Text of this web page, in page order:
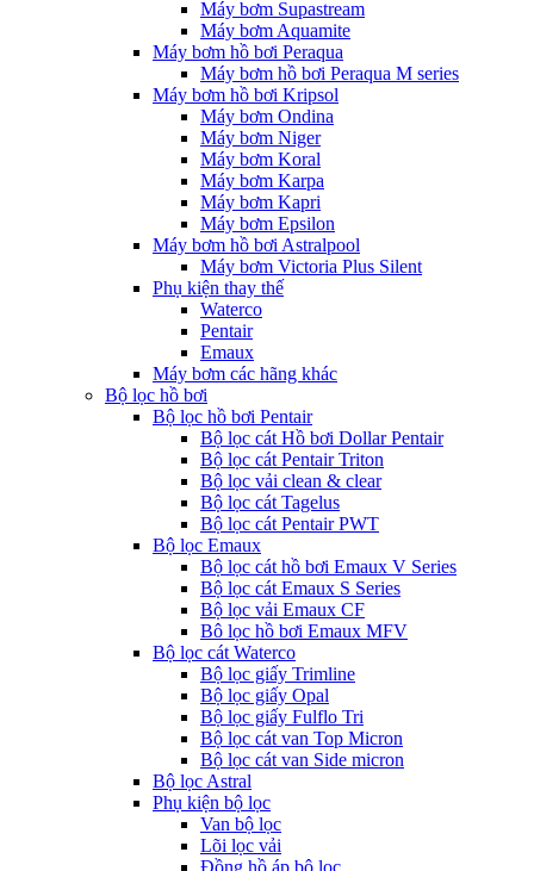
Máy bơm Supastream
Máy bơm Aquamite
Máy bơm hồ bơi Peraqua
Máy bơm hồ bơi Peraqua M series
Máy bơm hồ bơi Kripsol
Máy bơm Ondina
Máy bơm Niger
Máy bơm Koral
Máy bơm Karpa
Máy bơm Kapri
Máy bơm Epsilon
Máy bơm hồ bơi Astralpool
Máy bơm Victoria Plus Silent
Phụ kiện thay thế
Waterco
Pentair
Emaux
Máy bơm các hãng khác
Bộ lọc hồ bơi
Bộ lọc hồ bơi Pentair
Bộ lọc cát Hồ bơi Dollar Pentair
Bộ lọc cát Pentair Triton
Bộ lọc vải clean & clear
Bộ lọc cát Tagelus
Bộ lọc cát Pentair PWT
Bộ lọc Emaux
Bộ lọc cát hồ bơi Emaux V Series
Bộ lọc cát Emaux S Series
Bộ lọc vải Emaux CF
Bô lọc hồ bơi Emaux MFV
Bộ lọc cát Waterco
Bộ lọc giấy Trimline
Bộ lọc giấy Opal
Bộ lọc giấy Fulflo Tri
Bộ lọc cát van Top Micron
Bộ lọc cát van Side micron
Bộ lọc Astral
Phụ kiện bộ lọc
Van bộ lọc
Lõi lọc vải
Đồng hồ áp bộ lọc